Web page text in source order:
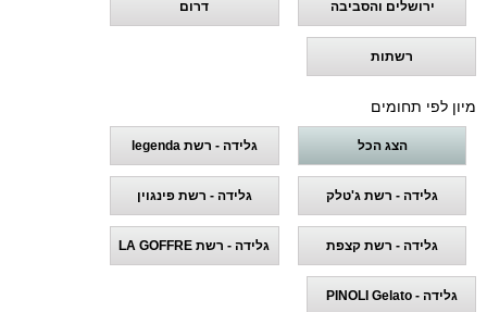
ירושלים והסביבה דרום
רשתות
מיון לפי תחומים
הצג הכל גלידה - רשת legenda
גלידה - רשת ג'טלק גלידה - רשת פינגוין
גלידה - רשת קצפת גלידה - רשת LA GOFFRE
גלידה - PINOLI Gelato